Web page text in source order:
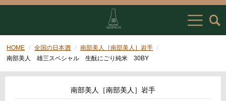
HOME 全国の日本酒
南部美人［南部美人］岩手
南部美人 雄三スペシャル 生酛にごり純米 30BY
南部美人［南部美人］岩手